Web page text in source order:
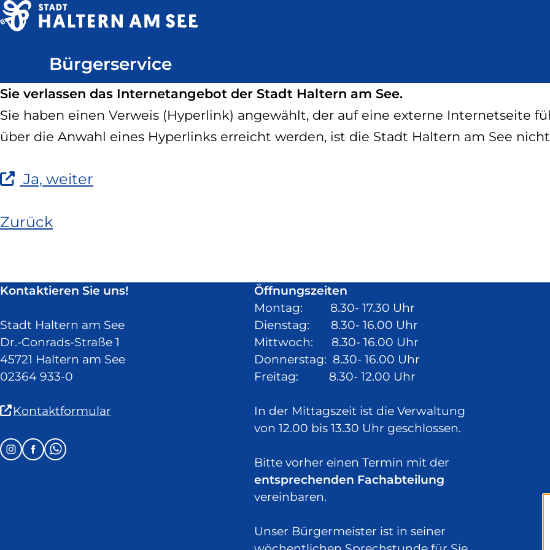
Direkt
zum
See
Bürgerservice
Sie verlassen das Internetangebot der Stadt Haltern am See.
Sie haben einen Verweis (Hyperlink) angewählt, der auf eine externe Internetseite
über die Anwahl eines Hyperlinks erreicht werden, ist die Stadt Haltern am See
Ja, weiter
in
neuem
Fenster)
Zurück
Kontaktieren Sie uns!
Stadt Haltern am See
Dr.-Conrads-Straße 1
45721 Haltern am See
02364 933-0
Kontaktformular
Follow
us
Instagram
FacebookWhatsapp
Öffnungszeiten
Montag: 8.30- 17.30 Uhr
Dienstag: 8.30- 16.00 Uhr
Mittwoch: 8.30- 16.00 Uhr
Donnerstag: 8.30- 16.00 Uhr
Freitag: 8.30- 12.00 Uhr
In der Mittagszeit ist die Verwaltung
von 12.00 bis 13.30 Uhr geschlossen.
Bitte vorher einen Termin mit der
entsprechenden Fachabteilung
vereinbaren.
Unser Bürgermeister ist in seiner